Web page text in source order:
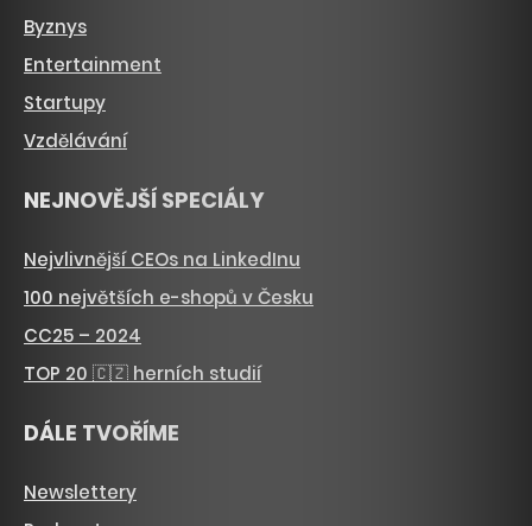
Byznys
Entertainment
Startupy
Vzdělávání
NEJNOVĚJŠÍ SPECIÁLY
Nejvlivnější CEOs na LinkedInu
100 největších e-shopů v Česku
CC25 – 2024
TOP 20 🇨🇿 herních studií
DÁLE TVOŘÍME
Newslettery